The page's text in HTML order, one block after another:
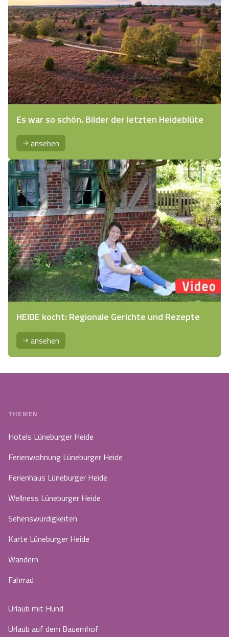
Es war so schön. Bilder der letzten Heideblüte
ansehen
HEIDE kocht: Regionale Gerichte und Rezepte
ansehen
THEMEN
Hotels Lüneburger Heide
Ferienwohnung Lüneburger Heide
Ferienhaus Lüneburger Heide
Wellness Lüneburger Heide
Sehenswürdigkeiten
Karte Lüneburger Heide
Wandern
Fahrrad
Urlaub mit Hund
Urlaub auf dem Bauernhof